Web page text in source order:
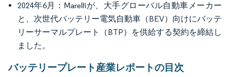
2024年6月：Marelliが、大手グローバル自動車メーカー
と、次世代バッテリー電気自動車（BEV）向けにバッテ
リーサーマルプレート（BTP）を供給する契約を締結し
ました。
バッテリープレート産業レポートの目次